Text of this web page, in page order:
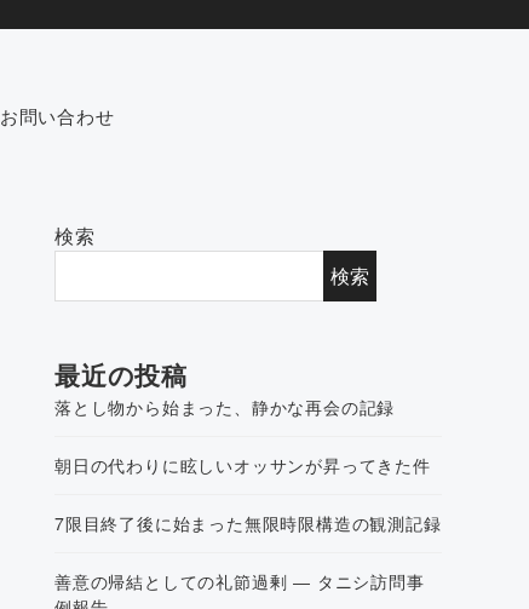
お問い合わせ
検索
検索
最近の投稿
落とし物から始まった、静かな再会の記録
朝日の代わりに眩しいオッサンが昇ってきた件
7限目終了後に始まった無限時限構造の観測記録
善意の帰結としての礼節過剰 ― タニシ訪問事